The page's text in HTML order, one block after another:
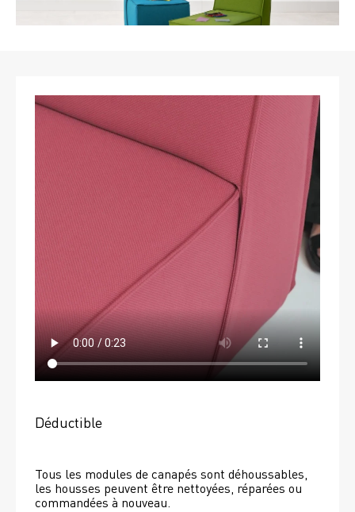
Déductible
Tous les modules de canapés sont déhoussables,
les housses peuvent être nettoyées, réparées ou
commandées à nouveau.